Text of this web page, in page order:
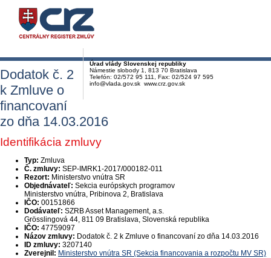
Úrad vlády Slovenskej republiky
Námestie slobody 1, 813 70 Bratislava
Telefón: 02/572 95 111, Fax: 02/524 97 595
info@vlada.gov.sk www.crz.gov.sk
Dodatok č. 2
k Zmluve o
financovaní
zo dňa 14.03.2016
Identifikácia zmluvy
Typ: Zmluva
Č. zmluvy: SEP-IMRK1-2017/000182-011
Rezort: Ministerstvo vnútra SR
Objednávateľ: Sekcia európskych programov
Ministerstvo vnútra, Pribinova 2, Bratislava
IČO: 00151866
Dodávateľ: SZRB Asset Management, a.s.
Grösslingová 44, 811 09 Bratislava, Slovenská republika
IČO: 47759097
Názov zmluvy: Dodatok č. 2 k Zmluve o financovaní zo dňa 14.03.2016
ID zmluvy: 3207140
Zverejnil: Ministerstvo vnútra SR (Sekcia financovania a rozpočtu MV SR)